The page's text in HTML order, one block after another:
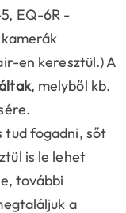
EQ-6R -
en keresztül.) A
, melyből kb.
tud fogadni, sőt
is le lehet
további
a